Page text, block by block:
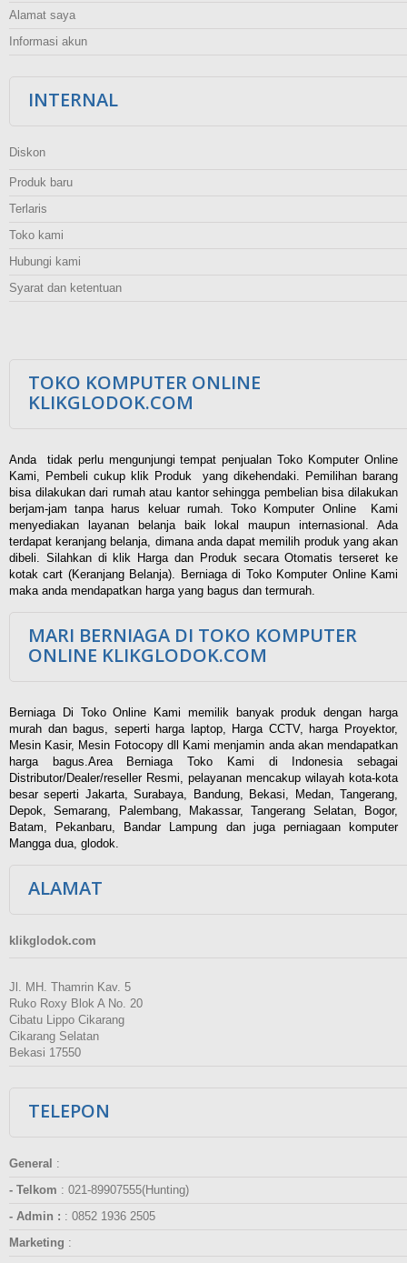
Alamat saya
Informasi akun
INTERNAL
Diskon
Produk baru
Terlaris
Toko kami
Hubungi kami
Syarat dan ketentuan
TOKO KOMPUTER ONLINE
KLIKGLODOK.COM
Anda tidak perlu mengunjungi tempat penjualan Toko Komputer Online
Kami, Pembeli cukup klik Produk yang dikehendaki. Pemilihan barang
bisa dilakukan dari rumah atau kantor sehingga pembelian bisa dilakukan
berjam-jam tanpa harus keluar rumah. Toko Komputer Online Kami
menyediakan layanan belanja baik lokal maupun internasional. Ada
terdapat keranjang belanja, dimana anda dapat memilih produk yang akan
dibeli. Silahkan di klik Harga dan Produk secara Otomatis terseret ke
kotak cart (Keranjang Belanja). Berniaga di Toko Komputer Online Kami
maka anda mendapatkan harga yang bagus dan termurah.
MARI BERNIAGA DI TOKO KOMPUTER
ONLINE KLIKGLODOK.COM
Berniaga Di Toko Online Kami memilik banyak produk dengan harga
murah dan bagus, seperti harga laptop, Harga CCTV, harga Proyektor,
Mesin Kasir, Mesin Fotocopy dll Kami menjamin anda akan mendapatkan
harga bagus.Area Berniaga Toko Kami di Indonesia sebagai
Distributor/Dealer/reseller Resmi, pelayanan mencakup wilayah kota-kota
besar seperti Jakarta, Surabaya, Bandung, Bekasi, Medan, Tangerang,
Depok, Semarang, Palembang, Makassar, Tangerang Selatan, Bogor,
Batam, Pekanbaru, Bandar Lampung dan juga perniagaan komputer
Mangga dua, glodok.
ALAMAT
klikglodok.com
Jl. MH. Thamrin Kav. 5
Ruko Roxy Blok A No. 20
Cibatu Lippo Cikarang
Cikarang Selatan
Bekasi 17550
TELEPON
General :
- Telkom : 021-89907555(Hunting)
- Admin : : 0852 1936 2505
Marketing :